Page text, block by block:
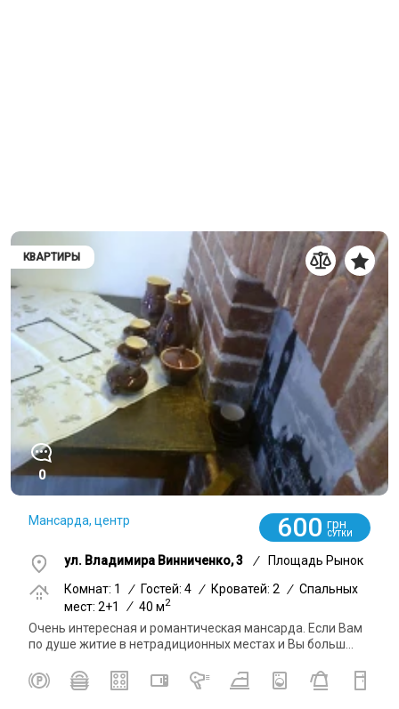
КВАРТИРЫ
0
Мансарда, центр 600 грн
СУТКИ
ул. Владимира Винниченко, 3 /
Площадь Рынок
Комнат: 1
/ Гостей: 4 / Кроватей: 2 / Спальных
мест: 2+1
/ 40 м2
Очень интересная и романтическая мансарда. Если Вам
по душе житие в нетрадиционных местах и Вы больш...